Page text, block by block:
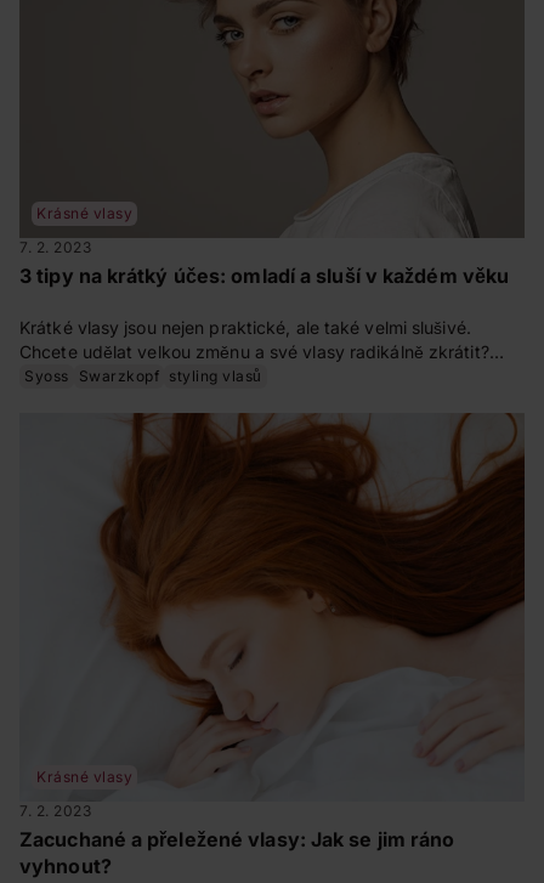
Krásné vlasy
7. 2. 2023
3 tipy na krátký účes: omladí a sluší v každém věku
Krátké vlasy jsou nejen praktické, ale také velmi slušivé.
Chcete udělat velkou změnu a své vlasy radikálně zkrátit?
Nebo už krátký sestřih nosíte a chcete ho jen poupravit?
následující tipy na krátké účesy pro různé věkové kategorie.
Syoss Swarzkopf styling vlasů
Krásné vlasy
7. 2. 2023
Zacuchané a přeležené vlasy: Jak se jim ráno
vyhnout?